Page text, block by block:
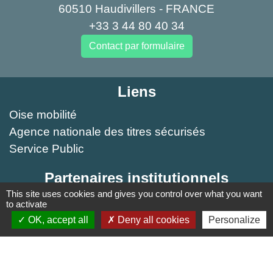
60510 Haudivillers - FRANCE
+33 3 44 80 40 34
Contact par formulaire
Liens
Oise mobilité
Agence nationale des titres sécurisés
Service Public
Partenaires institutionnels
Région Hauts-de-France
Département de l'Oise
This site uses cookies and gives you control over what you want
to activate
OK, accept all
Deny all cookies Personalize